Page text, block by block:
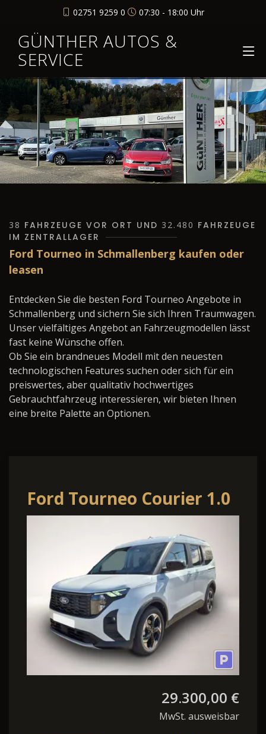
02751 9259 0 07:30 - 18:00 Uhr
GÜNTHER AUTOS &
SERVICE
38 FAHRZEUGE VOR ORT UND 32.480 FAHRZEUGE
IM ZENTRALLAGER
Ford Tourneo in Schmallenberg kaufen oder
leasen
Entdecken Sie die besten Ford Tourneo Angebote in
Schmallenberg und sichern Sie sich Ihren Traumwagen.
Unser vielfältiges Angebot an Fahrzeugmodellen lässt
fast keine Wünsche offen.
Ob Sie ein brandneues Modell mit den neuesten
technologischen Features suchen oder sich für ein
preiswertes, aber qualitativ hochwertiges
Gebrauchtfahrzeug interessieren, wir bieten Ihnen
eine breite Palette an Optionen.
Ford Tourneo Courier 1.0
EcoBoost 125PS Active
29.300,00 €
MwSt. ausweisbar